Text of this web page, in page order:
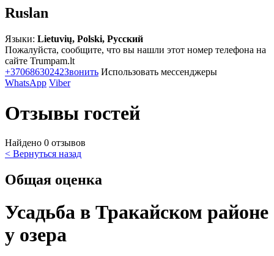
Ruslan
Языки: Lietuvių, Polski, Русский
Пожалуйста, сообщите, что вы нашли этот номер телефона на
сайте Trumpam.lt
+37068630242Звонить Использовать мессенджеры
WhatsApp Viber
Отзывы гостей
Найдено 0 отзывов
< Вернуться назад
Общая оценка
Усадьба в Тракайском районе
у озера